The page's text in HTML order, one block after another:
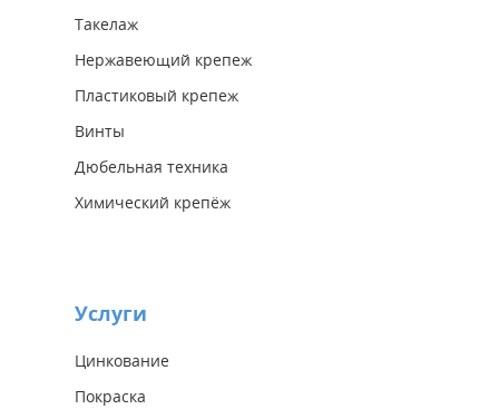
Такелаж
Нержавеющий крепеж
Пластиковый крепеж
Винты
Дюбельная техника
Химический крепёж
Услуги
Цинкование
Покраска